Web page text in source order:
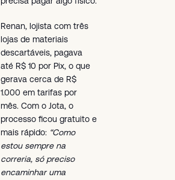
Renan, lojista com três
lojas de materiais
descartáveis, pagava
até R$ 10 por Pix, o que
gerava cerca de R$
1.000 em tarifas por
mês. Com o Jota, o
processo ficou gratuito e
mais rápido: “Como
estou sempre na
correria, só preciso
encaminhar uma